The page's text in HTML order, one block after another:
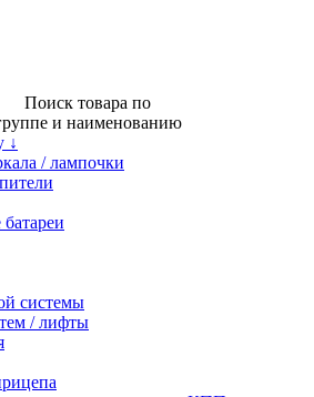
Поиск товара по
и наименованию
↓
/ лампочки
системы
/ лифты